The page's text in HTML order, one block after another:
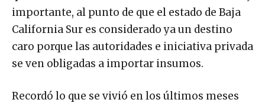
importante, al punto de que el estado de Baja
California Sur es considerado ya un destino
caro porque las autoridades e iniciativa privada
se ven obligadas a importar insumos.
Recordó lo que se vivió en los últimos meses